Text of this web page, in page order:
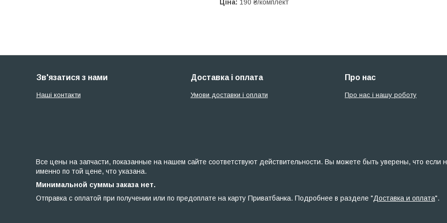
Ціна: 190 ₴/комплект
Зв'язатися з нами
Наші контакти
Доставка і оплата
Умови доставки і оплати
Про нас
Про нас і нашу роботу
Все цены на запчасти, показанные на нашем сайте соответствуют действительности. Вы можете быть уверены, что если
именно по той цене, что указана.
Минимальной суммы заказа нет.
Отправка с оплатой при получении или по предоплате на карту Приватбанка. Подробнее в разделе "Доставка и оплата".